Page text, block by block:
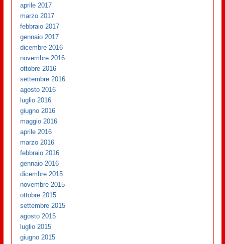
aprile 2017
marzo 2017
febbraio 2017
gennaio 2017
dicembre 2016
novembre 2016
ottobre 2016
settembre 2016
agosto 2016
luglio 2016
giugno 2016
maggio 2016
aprile 2016
marzo 2016
febbraio 2016
gennaio 2016
dicembre 2015
novembre 2015
ottobre 2015
settembre 2015
agosto 2015
luglio 2015
giugno 2015